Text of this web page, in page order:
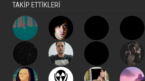
TAKİP ETTİKLERİ